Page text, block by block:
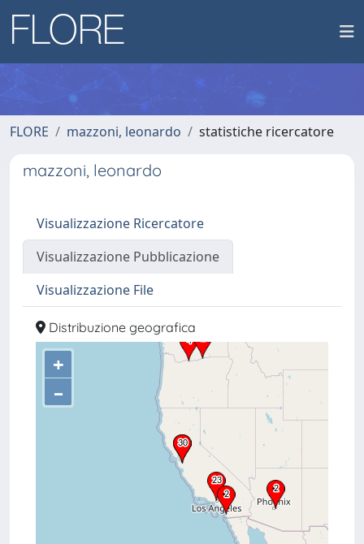
FLORE mazzoni, leonardo statistiche ricercatore
mazzoni, leonardo
Visualizzazione Ricercatore
Visualizzazione Pubblicazione
Visualizzazione File
Distribuzione geografica
+
–